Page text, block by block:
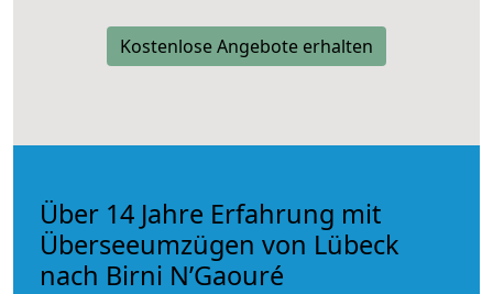
Kostenlose Angebote erhalten
Über 14 Jahre Erfahrung mit
Überseeumzügen von Lübeck
nach Birni N’Gaouré